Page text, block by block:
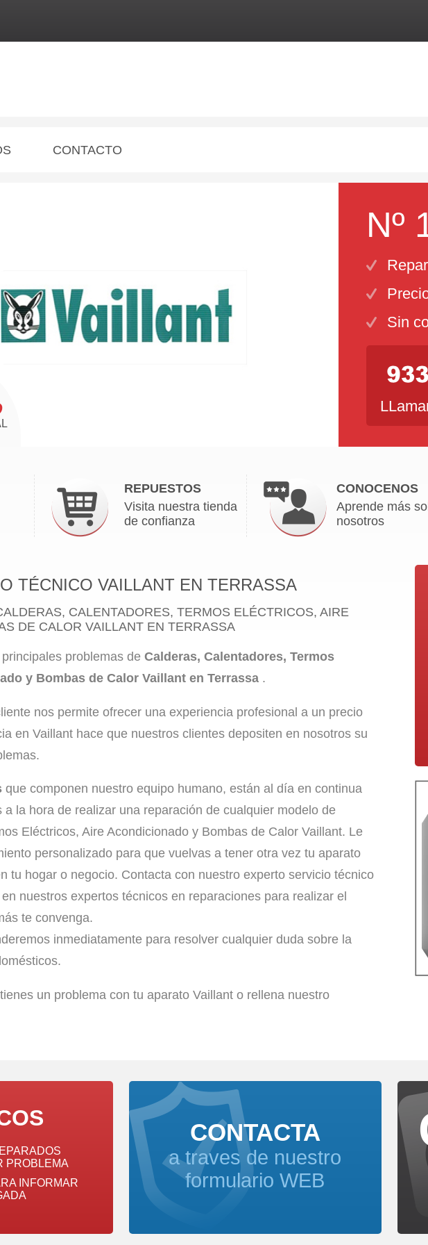
CONTACTO
Nº
Sin
REPUESTOS
Visita nuestra tienda
de confianza
CONOCENOS
Aprende más
nosotros
TÉCNICO VAILLANT EN TERRASSA
CALENTADORES, TERMOS ELÉCTRICOS, AIRE
DE CALOR VAILLANT EN TERRASSA
problemas de Calderas, Calentadores, Termos
y Bombas de Calor Vaillant en Terrassa .
nos permite ofrecer una experiencia profesional a un precio
en Vaillant hace que nuestros clientes depositen en nosotros su
que componen nuestro equipo humano, están al día en continua
la hora de realizar una reparación de cualquier modelo de
Eléctricos, Aire Acondicionado y Bombas de Calor Vaillant. Le
personalizado para que vuelvas a tener otra vez tu aparato
tu hogar o negocio. Contacta con nuestro experto servicio técnico
nuestros expertos técnicos en reparaciones para realizar el
te convenga.
inmediatamente para resolver cualquier duda sobre la
un problema con tu aparato Vaillant o rellena nuestro
PROBLEMA
INFORMAR
CONTACTA
a traves de nuestro
formulario WEB